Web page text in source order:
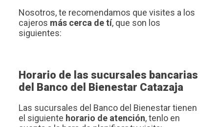
Nosotros, te recomendamos que visites a los
cajeros más cerca de tí, que son los
siguientes:
Horario de las sucursales bancarias
del Banco del Bienestar Catazaja
Las sucursales del Banco del Bienestar tienen
el siguiente horario de atención, tenlo en